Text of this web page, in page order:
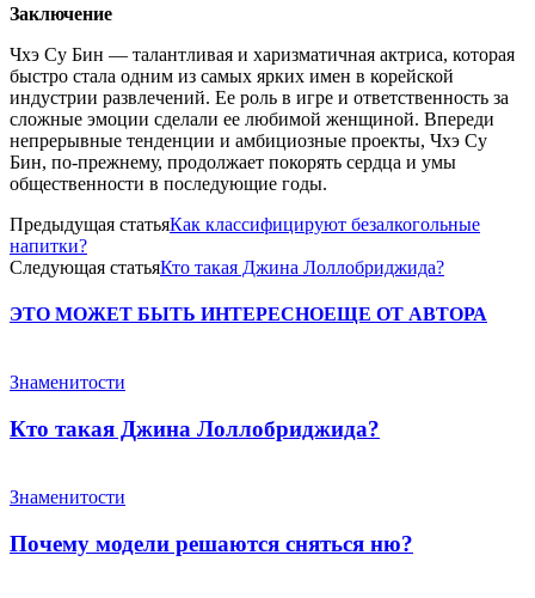
Заключение
Чхэ Су Бин — талантливая и харизматичная актриса, которая
быстро стала одним из самых ярких имен в корейской
индустрии развлечений. Ее роль в игре и ответственность за
сложные эмоции сделали ее любимой женщиной. Впереди
непрерывные тенденции и амбициозные проекты, Чхэ Су
Бин, по-прежнему, продолжает покорять сердца и умы
общественности в последующие годы.
Предыдущая статьяКак классифицируют безалкогольные
напитки?
Следующая статьяКто такая Джина Лоллобриджида?
ЭТО МОЖЕТ БЫТЬ ИНТЕРЕСНОЕЩЕ ОТ АВТОРА
Знаменитости
Кто такая Джина Лоллобриджида?
Знаменитости
Почему модели решаются сняться ню?